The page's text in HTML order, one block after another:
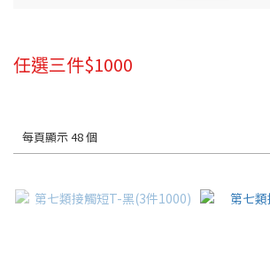
任選三件$1000
每頁顯示 48 個